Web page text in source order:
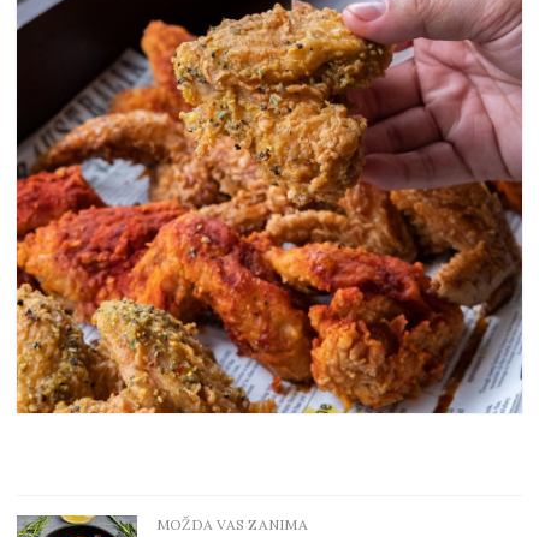
MOŽDA VAS ZANIMA